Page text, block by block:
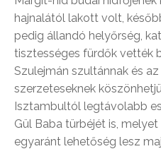
hajnalától lakott volt,
pedig állandó helyőrség,
tisztességes fürdők vették
Szulejmán szultánnak és
szerzeteseknek
Isztambultól legtávolabb
Gül Baba türbéjét is,
egyaránt lehetőség lesz